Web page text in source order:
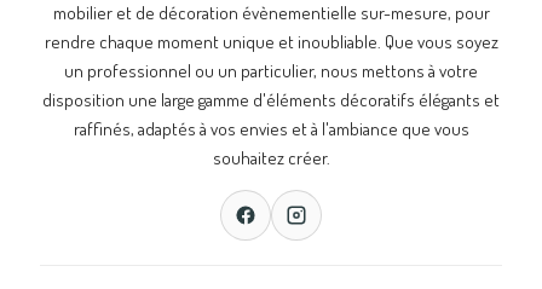
mobilier et de décoration évènementielle sur-mesure, pour
rendre chaque moment unique et inoubliable. Que vous soyez
un professionnel ou un particulier, nous mettons à votre
disposition une large gamme d'éléments décoratifs élégants et
raffinés, adaptés à vos envies et à l'ambiance que vous
souhaitez créer.